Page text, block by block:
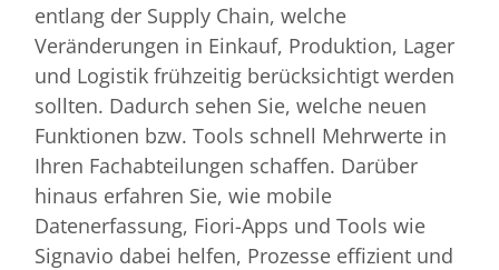
entlang der Supply Chain, welche
Veränderungen in Einkauf, Produktion, Lager
und Logistik frühzeitig berücksichtigt werden
sollten. Dadurch sehen Sie, welche neuen
Funktionen bzw. Tools schnell Mehrwerte in
Ihren Fachabteilungen schaffen. Darüber
hinaus erfahren Sie, wie mobile
Datenerfassung, Fiori-Apps und Tools wie
Signavio dabei helfen, Prozesse effizient und